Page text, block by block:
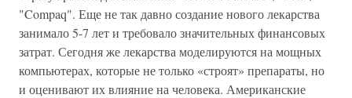
"Compaq". Еще не так давно создание нового лекарства
занимало 5-7 лет и требовало значительных финансовых
затрат. Сегодня же лекарства моделируются на мощных
компьютерах, которые не только «строят» препараты, но
и оценивают их влияние на человека. Американские